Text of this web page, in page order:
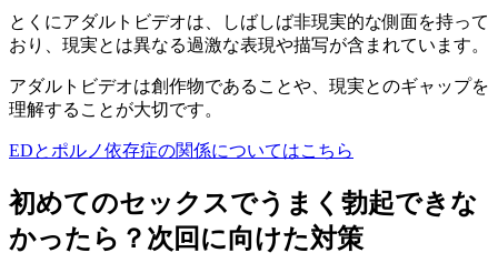
とくにアダルトビデオは、しばしば非現実的な側面を持って
おり、現実とは異なる過激な表現や描写が含まれています。
アダルトビデオは創作物であることや、現実とのギャップを
理解することが大切です。
EDとポルノ依存症の関係についてはこちら
初めてのセックスでうまく勃起できな
かったら？次回に向けた対策